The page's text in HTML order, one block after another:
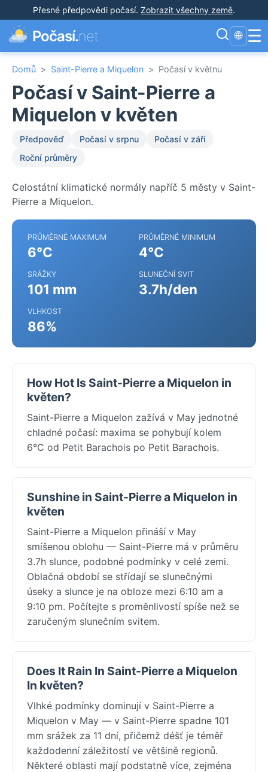
Přesné předpovědi počasí. Zobrazit všechny země.
Počasí.net 🌐 ☰
Domů > Saint-Pierre a Miquelon > Počasí v květnu
Počasí v Saint-Pierre a
Miquelon v květen
Předpověď Počasí v srpnu
Počasí v září
Roční průměry
Celostátní klimatické normály napříč 5 městy v Saint-
Pierre a Miquelon.
PRŮMĚRNÉ MAXIMUM
6°C
PRŮMĚRNÉ MINIMUM
4°C
SRÁŽKY
101 mm
SLUNEČNÍ SVIT
3.7h/den
VLHKOST
86%
How Hot Is Saint-Pierre a Miquelon in
květen?
Saint-Pierre a Miquelon zažívá v May jednotné
chladné počasí: maxima se pohybují kolem
6°C od Petit Barachois po Petit Barachois.
Sunshine in Saint-Pierre a Miquelon in
květen
Saint-Pierre a Miquelon přináší v May
smíšenou oblohu — Saint-Pierre má v průměru
3.7h slunce, podobné podmínky v celé zemi.
Oblačná období se střídají se slunečnými
úseky a slunce je na obloze mezi 6:10 am a
9:10 pm. Počítejte s proměnlivostí spíše než se
zaručeným slunečním svitem.
Does It Rain In Saint-Pierre a Miquelon
In květen?
Vlhké podmínky dominují v Saint-Pierre a
Miquelon v May — v Saint-Pierre spadne 101
mm srážek za 11 dní, přičemž déšť je téměř
každodenní záležitostí ve většině regionů.
Některé oblasti mají podstatně více, zejména